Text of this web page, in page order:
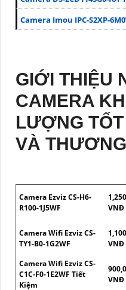
Camera Imou IPC-S2XP-
GIỚI THIỆU
CAMERA
LƯỢNG
VÀ
Camera Ezviz CS-H6-
R100-1J5WF
VNĐ
Camera Wifi Ezviz CS-
TY1-B0-1G2WF
VNĐ
Camera Wifi Ezviz CS-
C1C-F0-1E2WF Tiết
Kiệm
VNĐ